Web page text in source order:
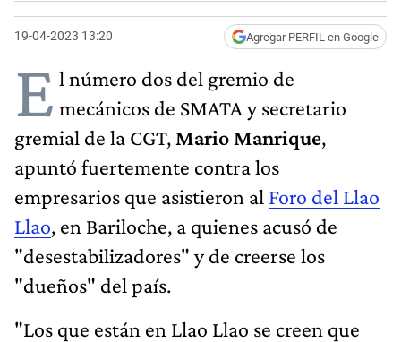
19-04-2023 13:20 Agregar PERFIL en Google
E l número dos del gremio de
mecánicos de SMATA y secretario
gremial de la CGT, Mario Manrique,
apuntó fuertemente contra los
empresarios que asistieron al Foro del Llao
Llao, en Bariloche, a quienes acusó de
"desestabilizadores" y de creerse los
"dueños" del país.
"Los que están en Llao Llao se creen que